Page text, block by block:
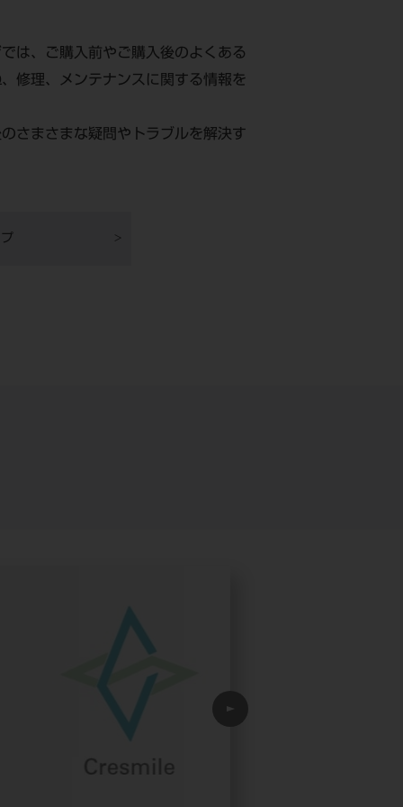
は、ご購入前やご購入後のよくある
修理、メンテナンスに関する情報を
さまさまな疑問やトラブルを解決す